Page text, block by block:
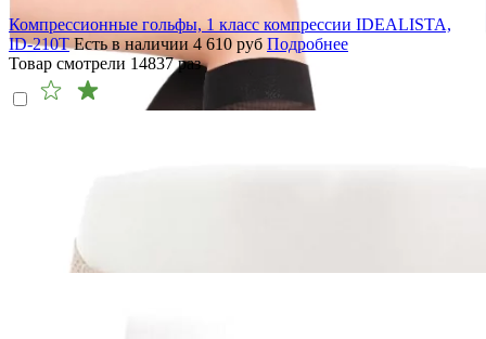
Компрессионные гольфы, 1 класс компрессии IDEALISTA,
ID-210T Есть в наличии 4 610 руб Подробнее
Товар смотрели 14837раз